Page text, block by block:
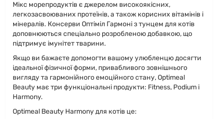
Мікс морепродуктів є джерелом високоякісних,
легкозасвоюваних протеїнів, а також корисних вітамінів і
мінералів. Консерви Оптіміл Гармоні з тунцем для котів
доповнюються спеціально розробленою добавкою, що
підтримує імунітет тварини.
Якщо ви бажаєте допомогти вашому улюбленцю досягти
ідеальної фізичної форми, привабливого зовнішнього
вигляду та гармонійного емоційного стану, Optimeal
Beauty має три функціональні продукти: Fitness, Podium і
Harmony.
Optimeal Beauty Harmony для котів це: